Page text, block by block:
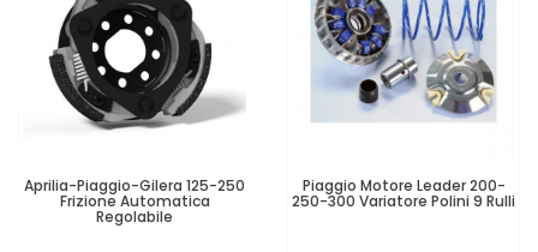
Aprilia-Piaggio-Gilera 125-250
Frizione Automatica
Regolabile
Piaggio Motore Leader 200-
250-300 Variatore Polini 9 Rulli